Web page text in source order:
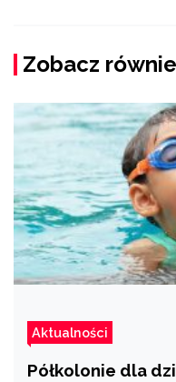
Zobacz
Aktualności
Półkolonie dla